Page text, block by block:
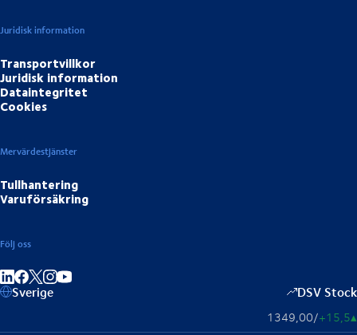
Juridisk information
Transportvillkor
Juridisk information
Dataintegritet
Cookies
Mervärdestjänster
Tullhantering
Varuförsäkring
Följ oss
Dela på LinkedIn
Dela på Facebook
Dela på Instagram
Sverige DSV Stock
1349,00/+15,5▴